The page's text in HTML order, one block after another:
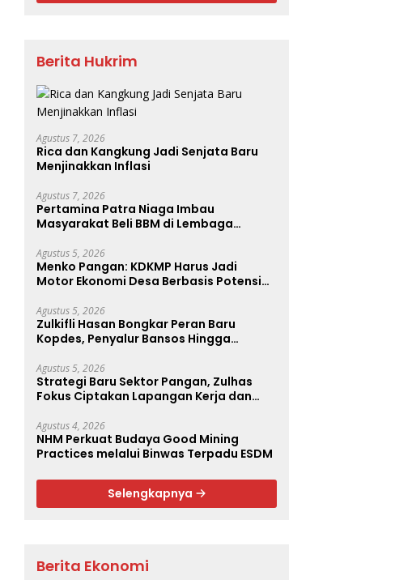
Berita Hukrim
Agustus 7, 2026
Rica dan Kangkung Jadi Senjata Baru
Menjinakkan Inflasi
Agustus 7, 2026
Pertamina Patra Niaga Imbau
Masyarakat Beli BBM di Lembaga
Agustus 5, 2026
Menko Pangan: KDKMP Harus Jadi
Motor Ekonomi Desa Berbasis Potensi
dan Perkebunan
Agustus 5, 2026
Zulkifli Hasan Bongkar Peran Baru
Kopdes, Penyalur Bansos Hingga
Agustus 5, 2026
Strategi Baru Sektor Pangan, Zulhas
Fokus Ciptakan Lapangan Kerja dan
Agustus 4, 2026
NHM Perkuat Budaya Good Mining
Practices melalui Binwas Terpadu ESDM
Selengkapnya
Berita Ekonomi